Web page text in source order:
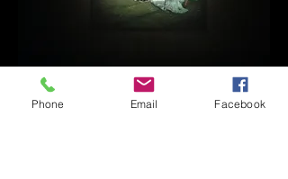
Phone Email Facebook